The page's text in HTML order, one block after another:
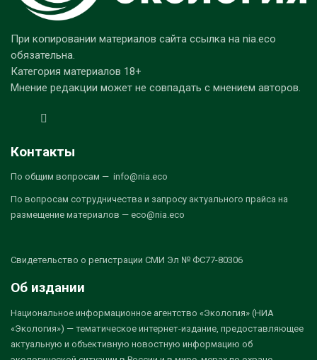
При копировании материалов сайта ссылка на nia.eco
обязательна.
Категория материалов 18+
Мнение редакции может не совпадать с мнением авторов.
Контакты
По общим вопросам — info@nia.eco
По вопросам сотрудничества и запросу актуального прайса на
размещение материалов — eco@nia.eco
Свидетельство о регистрации СМИ Эл № ФС77-80306
Об издании
Национальное информационное агентство «Экология» (НИА
«Экология») — тематическое интернет-издание, предоставляющее
актуальную и объективную новостную информацию об